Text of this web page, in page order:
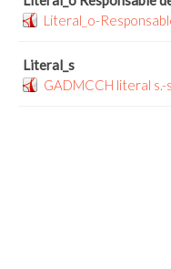
Literal_o-
Literal_s
GADMCCH literal